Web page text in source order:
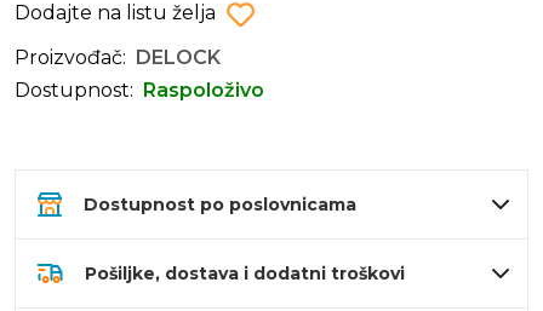
Dodajte na listu želja
Proizvođač:
DELOCK
Dostupnost:
Raspoloživo
Dostupnost po poslovnicama
Pošiljke, dostava i dodatni troškovi